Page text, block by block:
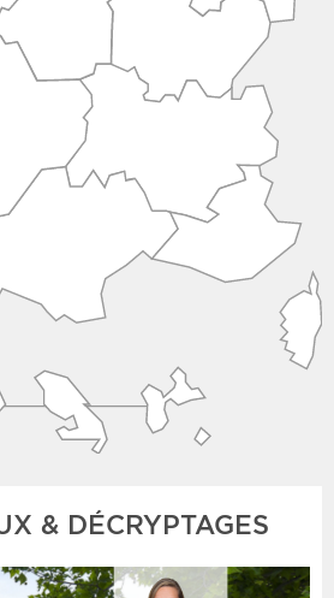
& DÉCRYPTAGES